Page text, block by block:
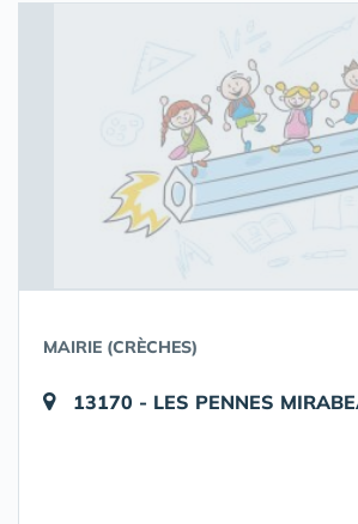
MAIRIE (CRÈCHES)
13170 - LES PENNES